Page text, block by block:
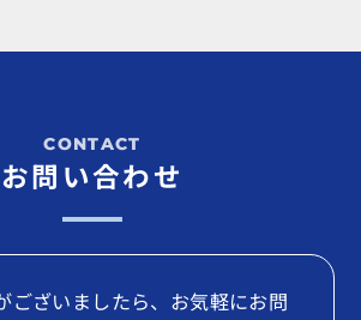
お問い合わせ
ございましたら、お気軽にお問